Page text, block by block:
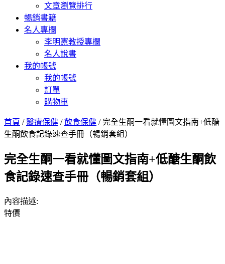
文章瀏覽排行
暢銷書籍
名人專欄
李明憲教授專欄
名人說書
我的帳號
我的帳號
訂單
購物車
首頁 /醫療保健 /飲食保健 / 完全生酮一看就懂圖文指南+低醣
生酮飲食記錄速查手冊（暢銷套組）
完全生酮一看就懂圖文指南+低醣生酮飲
食記錄速查手冊（暢銷套組）
內容描述:
特價